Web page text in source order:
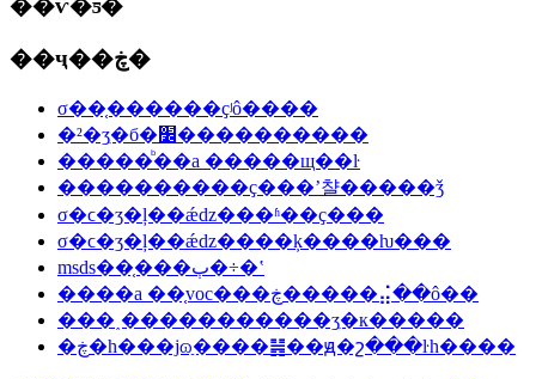
��ѷ�ƽ�
��ҷ��ڿ�
σ��֤������ҫʲô����
�²�ʒִ�б�׼����������
�����ᷨ��a �����щ��ŀ
����������ҫ���ʼ챨�����ǯ
σ�ϲ�ʒ�ļ��ǽǳ���ʱ��ҫ���
σ�ϲ�ʒ�ļ��ǽǳ����ķ����ƕ���
msds��֤���ٻ�÷�ʽ
����a ��֤voc���ڿ�����⣬��ô��
���˰�����������ʒִ�к�����
�ڿ�һ���ϳɷַ����䷽��ԭ�շ���ŀһ����